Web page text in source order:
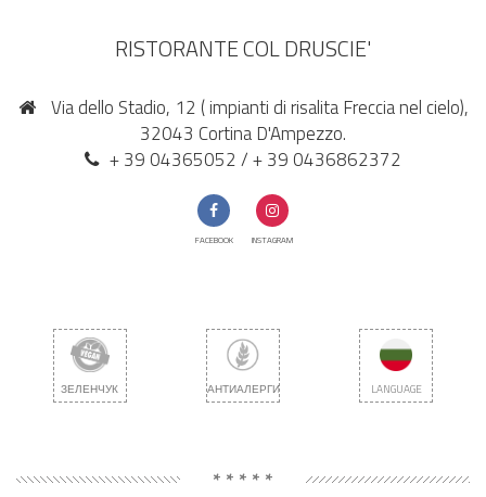
RISTORANTE COL DRUSCIE'
Via dello Stadio, 12 ( impianti di risalita Freccia nel cielo),
32043 Cortina D'Ampezzo.
+ 39 04365052 / + 39 0436862372
FACEBOOK INSTAGRAM
ЗЕЛЕНЧУК АНТИАЛЕРГИЧНИ LANGUAGE
* * * * *